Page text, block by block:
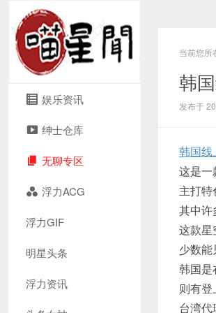
娱乐资讯
绅士仓库
无聊专区
浮力ACG
浮力GIF
明星头条
浮力资讯
当前您所
韩
发布于
韩国线
这是一
主打特
其中许
这款星
少数能
韩国是
则有
台湾代